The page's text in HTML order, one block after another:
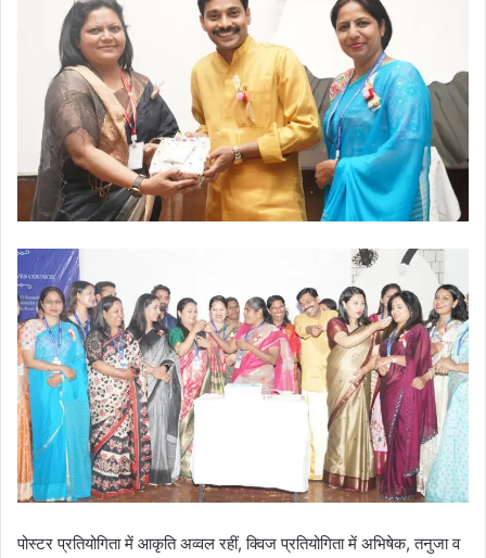
पोस्टर प्रतियोगिता में आकृति अव्वल रहीं, क्विज प्रतियोगिता में अभिषेक, तनुजा व